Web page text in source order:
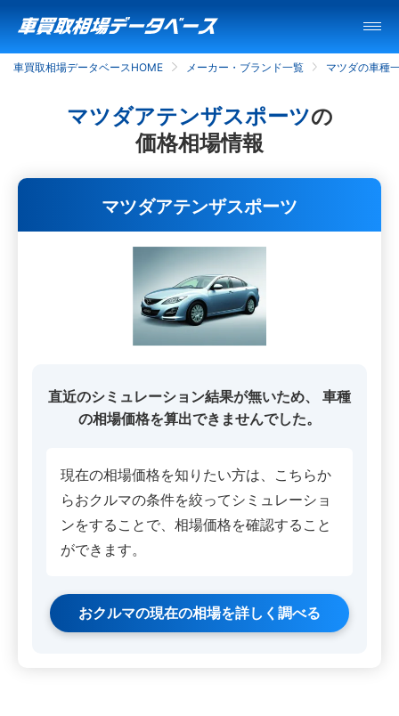
車買取相場データベースHOME メーカー・ブランド一覧 マツダの車種
マツダアテンザスポーツの
価格相場情報
マツダアテンザスポーツ
直近のシミュレーション結果が無いため、
車種
の相場価格を算出できませんでした。
現在の相場価格を知りたい方は、こちらか
らおクルマの条件を絞ってシミュレーショ
ンをすることで、相場価格を確認すること
ができます。
おクルマの現在の相場を詳しく調べる